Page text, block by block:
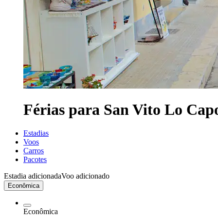
Férias para San Vito Lo
Estadias
Voos
Carros
Pacotes
Estadia adicionadaVoo adicionado
Econômica
Econômica